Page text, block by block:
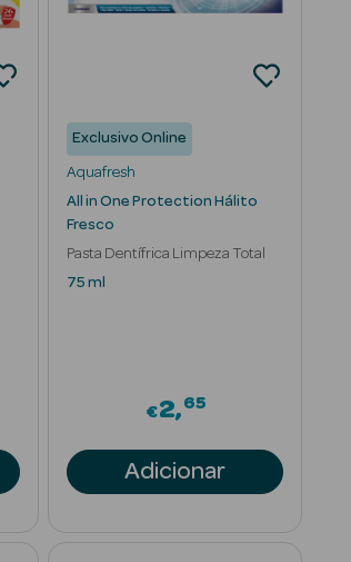
Exclusivo Online
Aquafresh
All in One Protection Hálito
Fresco
Pasta Dentífrica Limpeza Total
75 ml
€2 65
Adicionar